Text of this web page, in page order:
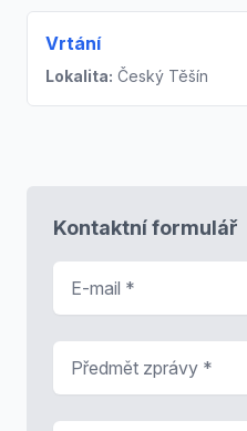
Vrtání
Lokalita: Český Těšín
Kontaktní formulář